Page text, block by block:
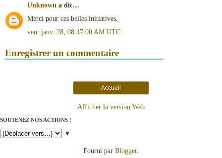
Unknown a dit…
Merci pour ces belles initiatives.
ven. janv. 28, 08:47:00 AM UTC
Enregistrer un commentaire
Accueil
Afficher la version Web
SOUTENEZ NOS ACTIONS !
▼
Fourni par Blogger.